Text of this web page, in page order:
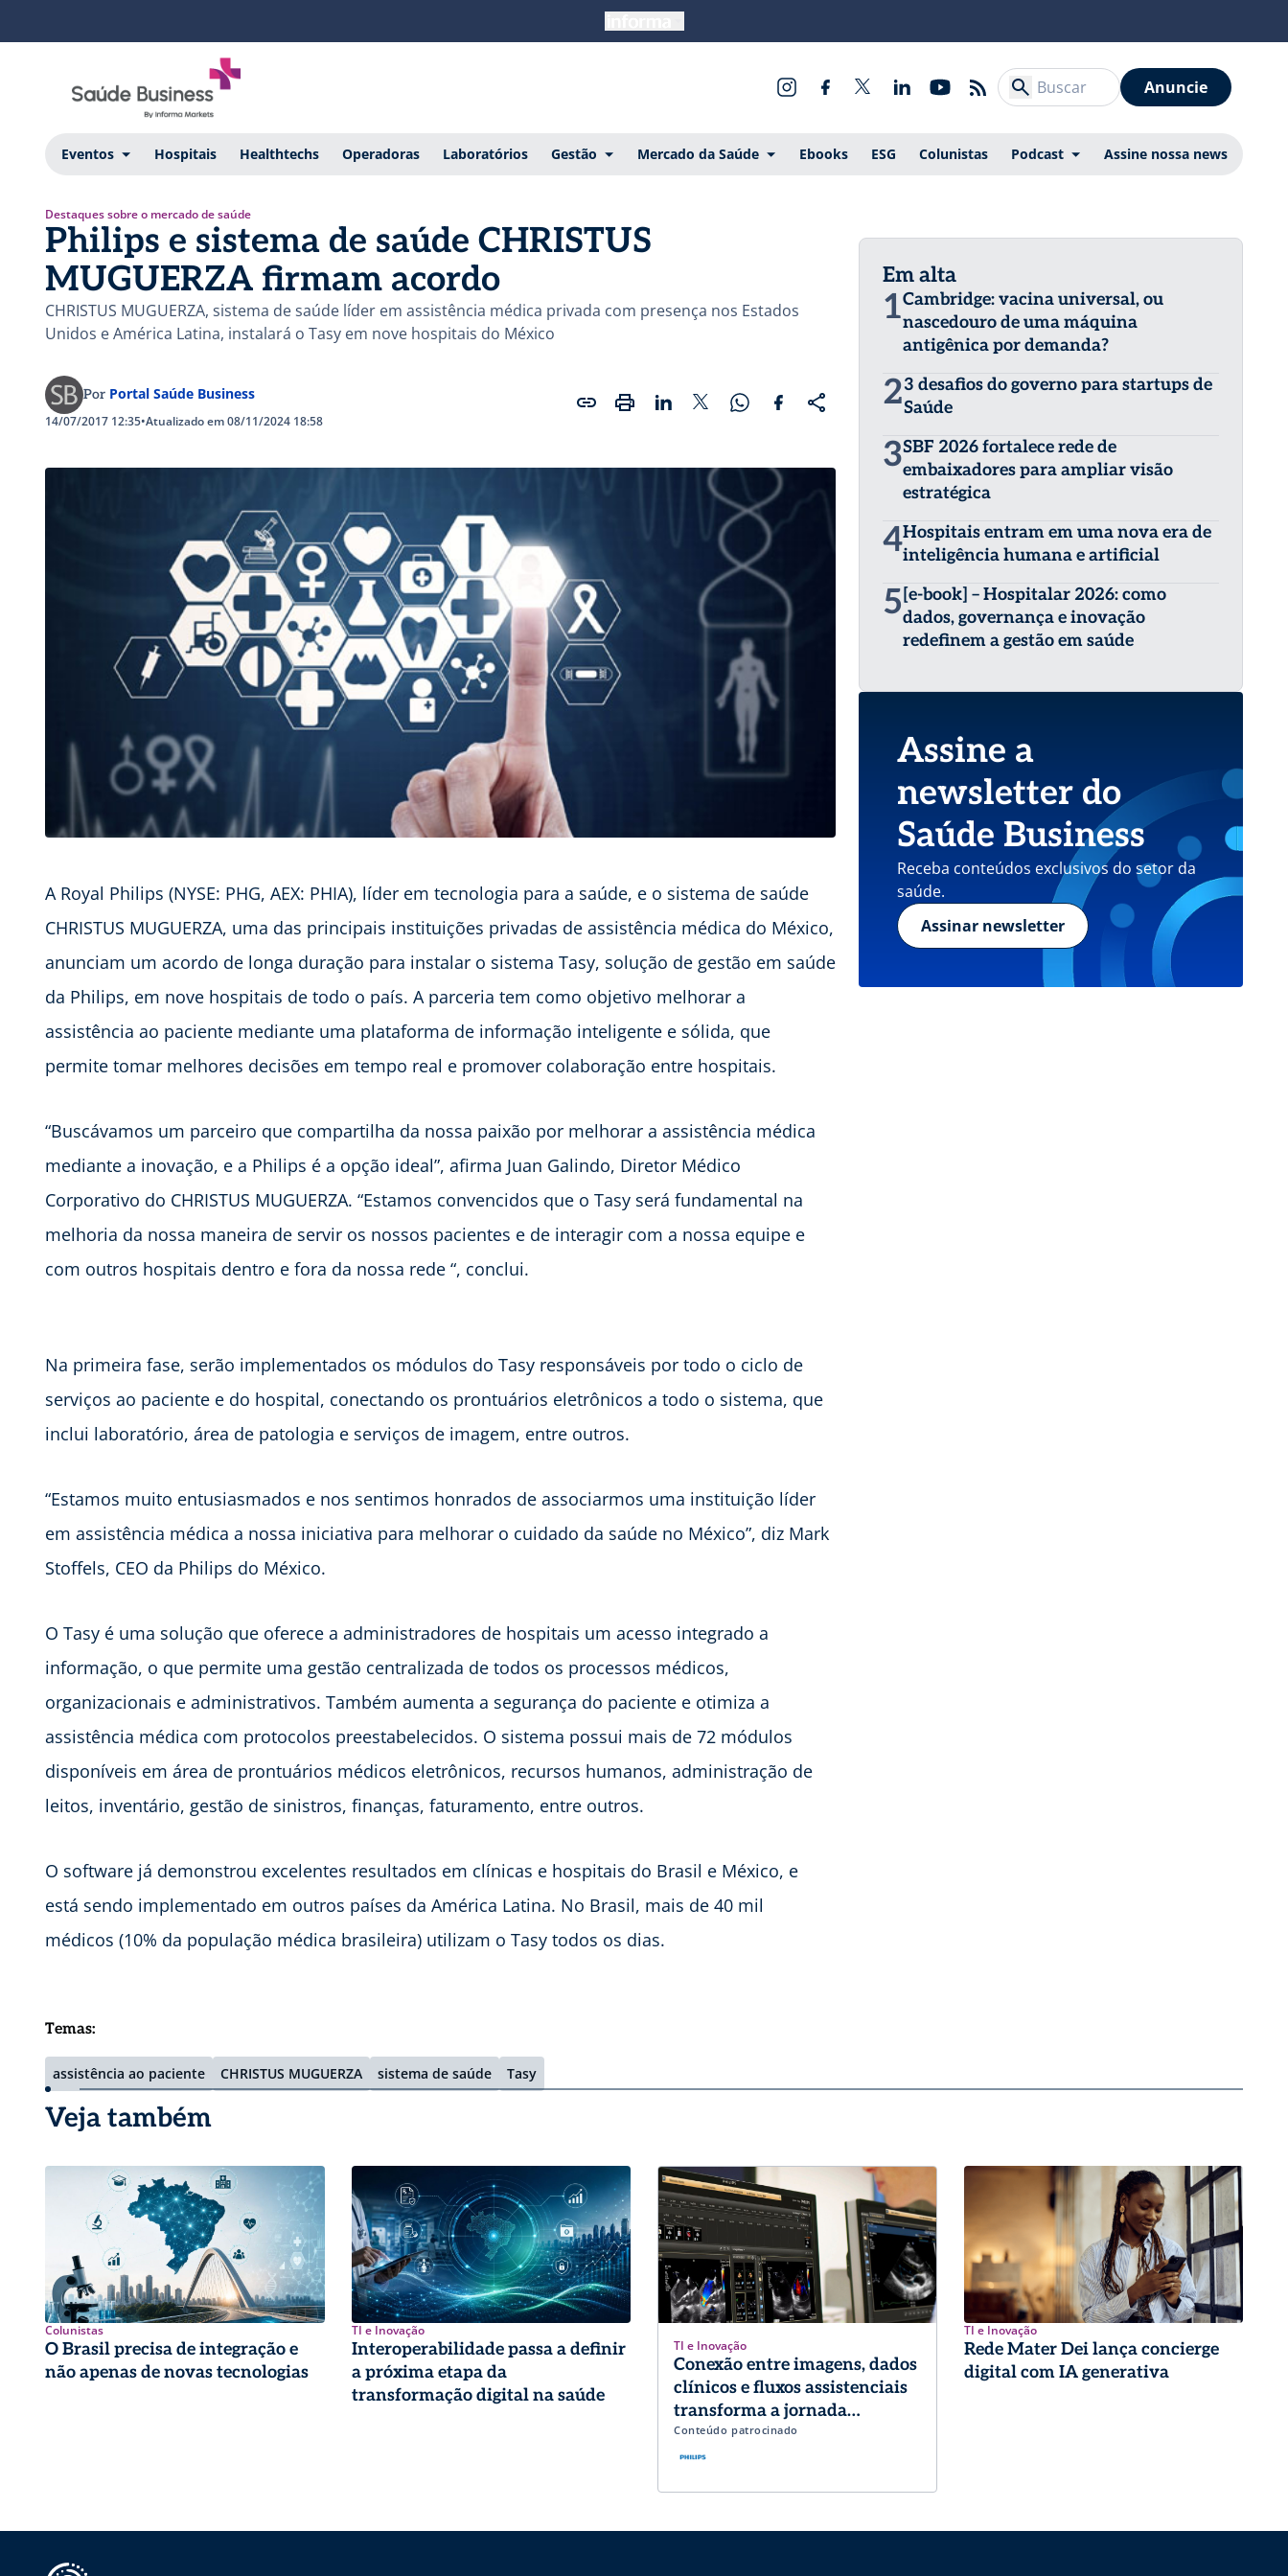
Anuncie
Eventos Hospitais Healthtechs Operadoras Laboratórios Gestão Mercado da Saúde Ebooks ESG Colunistas Podcast Assine nossa news
Destaques sobre o mercado de saúde
Philips e sistema de saúde CHRISTUS
MUGUERZA firmam acordo
CHRISTUS MUGUERZA, sistema de saúde líder em assistência médica privada com presença nos Estados
Unidos e América Latina, instalará o Tasy em nove hospitais do México
Por Portal Saúde Business
14/07/2017 12:35•Atualizado em 08/11/2024 18:58
A Royal Philips (NYSE: PHG, AEX: PHIA), líder em tecnologia para a saúde, e o sistema de saúde
CHRISTUS MUGUERZA, uma das principais instituições privadas de assistência médica do México,
anunciam um acordo de longa duração para instalar o sistema Tasy, solução de gestão em saúde
da Philips, em nove hospitais de todo o país. A parceria tem como objetivo melhorar a
assistência ao paciente mediante uma plataforma de informação inteligente e sólida, que
permite tomar melhores decisões em tempo real e promover colaboração entre hospitais.
“Buscávamos um parceiro que compartilha da nossa paixão por melhorar a assistência médica
mediante a inovação, e a Philips é a opção ideal”, afirma Juan Galindo, Diretor Médico
Corporativo do CHRISTUS MUGUERZA. “Estamos convencidos que o Tasy será fundamental na
melhoria da nossa maneira de servir os nossos pacientes e de interagir com a nossa equipe e
com outros hospitais dentro e fora da nossa rede “, conclui.
Na primeira fase, serão implementados os módulos do Tasy responsáveis por todo o ciclo de
serviços ao paciente e do hospital, conectando os prontuários eletrônicos a todo o sistema, que
inclui laboratório, área de patologia e serviços de imagem, entre outros.
“Estamos muito entusiasmados e nos sentimos honrados de associarmos uma instituição líder
em assistência médica a nossa iniciativa para melhorar o cuidado da saúde no México”, diz Mark
Stoffels, CEO da Philips do México.
O Tasy é uma solução que oferece a administradores de hospitais um acesso integrado a
informação, o que permite uma gestão centralizada de todos os processos médicos,
organizacionais e administrativos. Também aumenta a segurança do paciente e otimiza a
assistência médica com protocolos preestabelecidos. O sistema possui mais de 72 módulos
disponíveis em área de prontuários médicos eletrônicos, recursos humanos, administração de
leitos, inventário, gestão de sinistros, finanças, faturamento, entre outros.
O software já demonstrou excelentes resultados em clínicas e hospitais do Brasil e México, e
está sendo implementado em outros países da América Latina. No Brasil, mais de 40 mil
médicos (10% da população médica brasileira) utilizam o Tasy todos os dias.
Temas:
assistência ao paciente CHRISTUS MUGUERZA sistema de saúde Tasy
Em alta
1Cambridge: vacina universal, ou
nascedouro de uma máquina
antigênica por demanda?
23 desafios do governo para startups de
Saúde
3SBF 2026 fortalece rede de
embaixadores para ampliar visão
estratégica
4Hospitais entram em uma nova era de
inteligência humana e artificial
5 [e-book] – Hospitalar 2026: como
dados, governança e inovação
redefinem a gestão em saúde
Assine a
newsletter do
Saúde Business
Receba conteúdos exclusivos do setor da
saúde.
Assinar newsletter
Veja também
Colunistas
O Brasil precisa de integração e
não apenas de novas tecnologias
TI e Inovação
Interoperabilidade passa a definir
a próxima etapa da
transformação digital na saúde
TI e Inovação
Conexão entre imagens, dados
clínicos e fluxos assistenciais
transforma a jornada
diagnóstica em Cardiologia
Conteúdo patrocinado
TI e Inovação
Rede Mater Dei lança concierge
digital com IA generativa